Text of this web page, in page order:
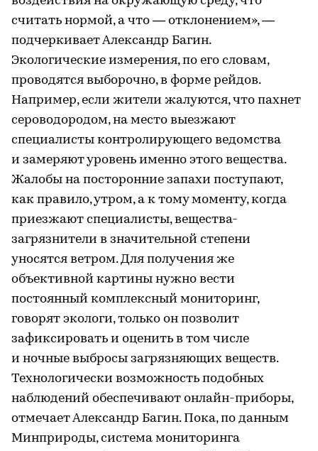
считать нормой, а что — отклонением», —
подчеркивает Александр Багин.
Экологические измерения, по его словам,
проводятся выборочно, в форме рейдов.
Например, если жители жалуются, что пахнет
сероводородом, на место выезжают
специалисты контролирующего ведомства
и замеряют уровень именно этого вещества.
Жалобы на посторонние запахи поступают,
как правило, утром, а к тому моменту, когда
приезжают специалисты, вещества-
загрязнители в значительной степени
уносятся ветром. Для получения же
объективной картины нужно вести
постоянный комплексный мониторинг,
говорят экологи, только он позволит
зафиксировать и оценить в том числе
и ночные выбросы загрязняющих веществ.
Технологически возможность подобных
наблюдений обеспечивают онлайн-приборы,
отмечает Александр Багин. Пока, по данным
Минприроды, система мониторинга